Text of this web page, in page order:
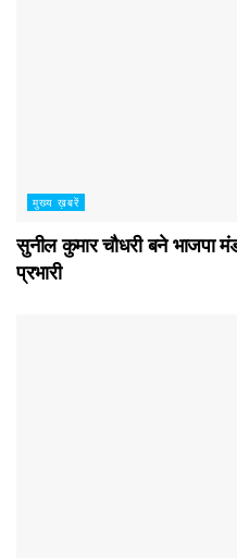
मुख्य ख़बरें
सुनील कुमार चौधरी बने भाजपा
प्रभारी